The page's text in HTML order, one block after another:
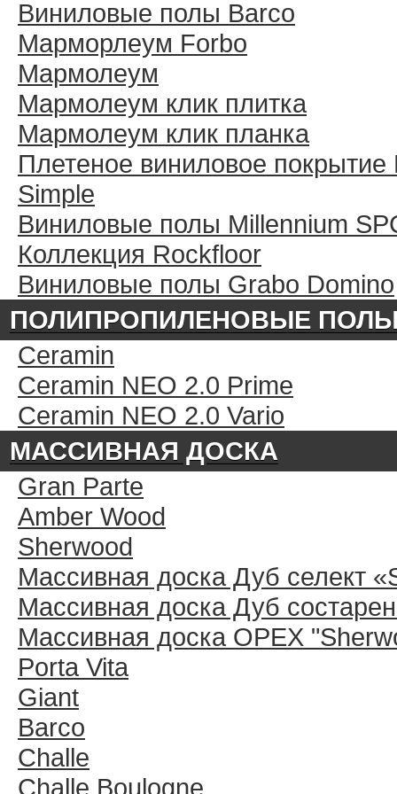
Виниловые полы Barco
Марморлеум Forbo
Мармолеум
Мармолеум клик плитка
Мармолеум клик планка
Плетеное виниловое покрытие
Simple
Виниловые полы Millennium
Коллекция Rockfloor
Виниловые полы Grabo Domino
ПОЛИПРОПИЛЕНОВЫЕ
Ceramin
Ceramin NEO 2.0 Prime
Ceramin NEO 2.0 Vario
МАССИВНАЯ ДОСКА
Gran Parte
Amber Wood
Sherwood
Массивная доска Дуб селект
Массивная доска Дуб
Массивная доска ОРЕХ
Porta Vita
Giant
Barco
Challe
Challe Boulogne